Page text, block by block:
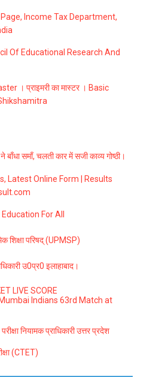
Income Tax Department,
Of Educational Research And
। प्राइमरी का मास्टर । Basic
बाँधा समाँ, चलती कार में सजी काव्य गोष्ठी।
Latest Online Form | Results
For All
शिक्षा परिषद् (UPMSP)
उ0प्र0 इलाहाबाद।
LIVE SCORE
Indians 63rd Match at
नियामक प्राधिकारी उत्तर प्रदेश
(CTET)